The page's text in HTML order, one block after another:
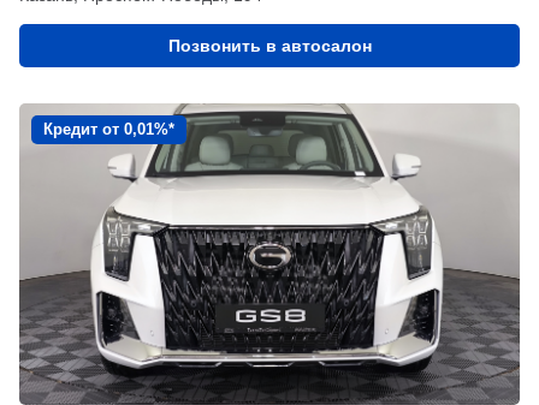
Позвонить в автосалон
Кредит от 0,01%*